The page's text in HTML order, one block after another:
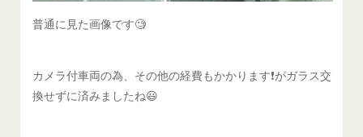
普通に見た画像です🧐
カメラ付車両の為、その他の経費もかかります❗️がガラス交
換せずに済みましたね😃